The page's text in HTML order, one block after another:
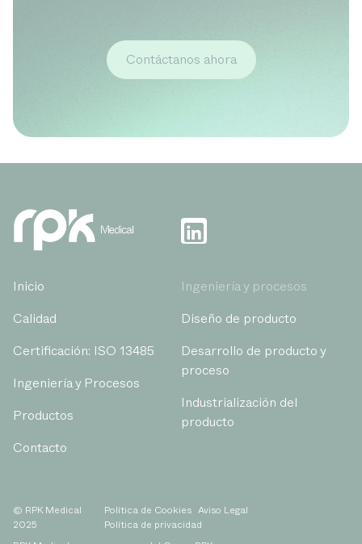
Contáctanos ahora
Inicio
Calidad
Certificación: ISO 13485
Ingeniería y Procesos
Productos
Contacto
Ingeniería y procesos
Diseño de producto
Desarrollo de producto y
proceso
Industrialización del
producto
© RPK Medical
2025
Política de Cookies
Aviso Legal
Política de privacidad